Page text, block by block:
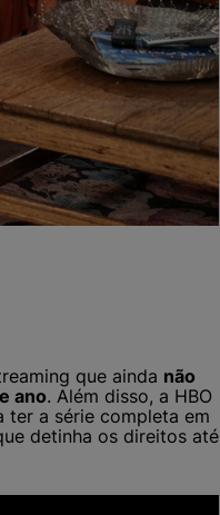
que ainda não
ano. Além disso, a HBO
ter a série completa em
detinha os direitos até